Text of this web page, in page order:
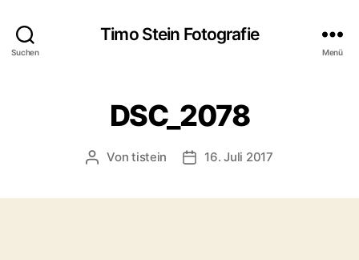
Suchen
Timo Stein Fotografie
Menü
DSC_2078
Beitragsautor
Vontistein Veröffentlichungsdatum
16. Juli 2017